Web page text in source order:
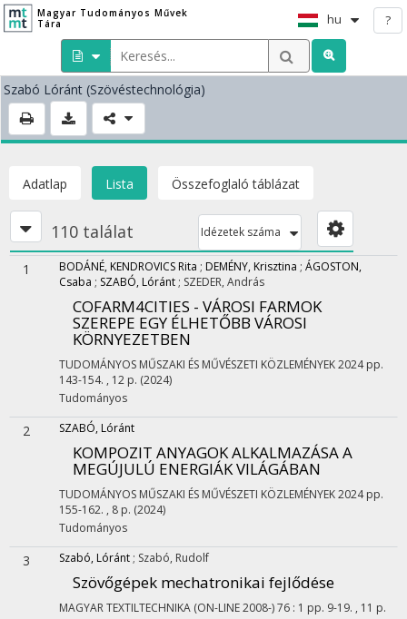
Magyar Tudományos Művek
Tára
hu ?
Szabó Lóránt (Szövéstechnológia)
Adatlap Lista Összefoglaló táblázat
110 találat Idézetek száma
1 BODÁNÉ, KENDROVICS Rita ; DEMÉNY, Krisztina ; ÁGOSTON,
Csaba ; SZABÓ, Lóránt ; SZEDER, András
COFARM4CITIES - VÁROSI FARMOK
SZEREPE EGY ÉLHETŐBB VÁROSI
KÖRNYEZETBEN
TUDOMÁNYOS MŰSZAKI ÉS MŰVÉSZETI KÖZLEMÉNYEK2024 pp.
143-154. , 12 p. (2024)
Tudományos
2 SZABÓ, Lóránt
KOMPOZIT ANYAGOK ALKALMAZÁSA A
MEGÚJULÚ ENERGIÁK VILÁGÁBAN
TUDOMÁNYOS MŰSZAKI ÉS MŰVÉSZETI KÖZLEMÉNYEK2024 pp.
155-162. , 8 p. (2024)
Tudományos
3 Szabó, Lóránt ; Szabó, Rudolf
Szövőgépek mechatronikai fejlődése
MAGYAR TEXTILTECHNIKA (ON-LINE 2008-)76 : 1 pp. 9-19. , 11 p.